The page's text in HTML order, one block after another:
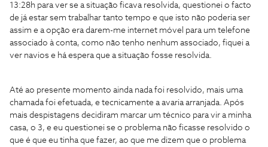
13:28h para ver se a situação ficava resolvida, questionei o facto
de já estar sem trabalhar tanto tempo e que isto não poderia ser
assim e a opção era darem-me internet móvel para um telefone
associado à conta, como não tenho nenhum associado, fiquei a
ver navios e há espera que a situação fosse resolvida.
Até ao presente momento ainda nada foi resolvido, mais uma
chamada foi efetuada, e tecnicamente a avaria arranjada. Após
mais despistagens decidiram marcar um técnico para vir a minha
casa, o 3, e eu questionei se o problema não ficasse resolvido o
que é que eu tinha que fazer, ao que me dizem que o problema